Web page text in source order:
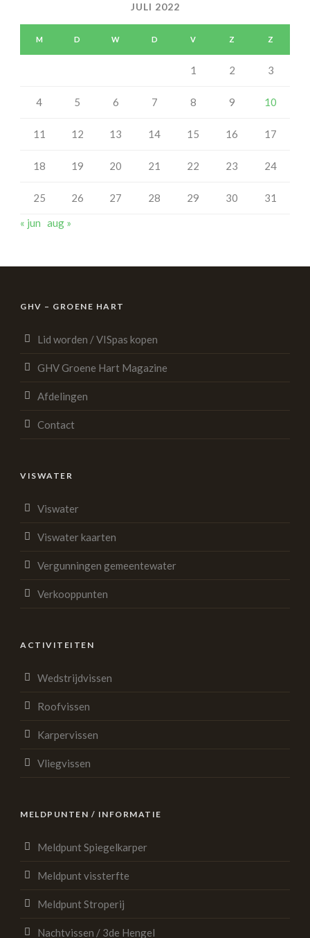
JULI 2022
M D W D V Z Z
1 2 3
4 5 6 7 8 9 10
11 12 13 14 15 16 17
18 19 20 21 22 23 24
25 26 27 28 29 30
31
« jun aug »
GHV – GROENE HART
Lid worden / VISpas kopen
GHV Groene Hart Magazine
Afdelingen
Contact
VISWATER
Viswater
Viswater kaarten
Vergunningen gemeentewater
Verkooppunten
ACTIVITEITEN
Wedstrijdvissen
Roofvissen
Karpervissen
Vliegvissen
MELDPUNTEN / INFORMATIE
Meldpunt Spiegelkarper
Meldpunt vissterfte
Meldpunt Stroperij
Nachtvissen / 3de Hengel